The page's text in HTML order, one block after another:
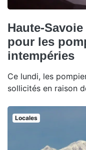
Haute-
pour les
intempéries
Ce lundi, les
sollicités en raison
Locales